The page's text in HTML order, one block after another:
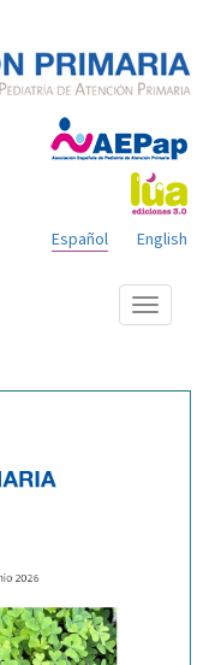
English
Español
Mostrar
menú